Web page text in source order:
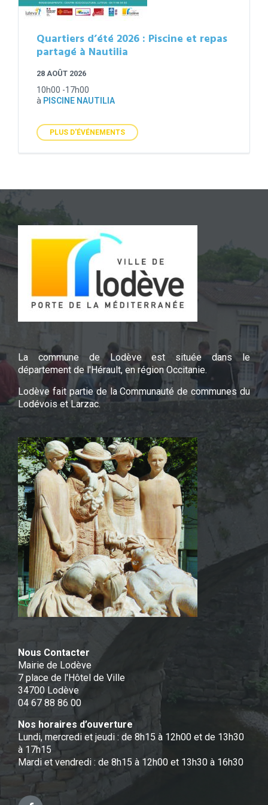
Quartiers d’été 2026 : Piscine et repas
partagé à Nautilia
28 AOÛT 2026
10h00 -17h00
à PISCINE NAUTILIA
PLUS D'ÉVÉNEMENTS
La commune de Lodève est située dans le
département de l'Hérault, en région Occitanie.
Lodève fait partie de la Communauté de communes du
Lodévois et Larzac.
Nous Contacter
Mairie de Lodève
7 place de l'Hôtel de Ville
34700 Lodève
04 67 88 86 00
Nos horaires d’ouverture
Lundi, mercredi et jeudi : de 8h15 à 12h00 et de 13h30
à 17h15
Mardi et vendredi : de 8h15 à 12h00 et 13h30 à 16h30